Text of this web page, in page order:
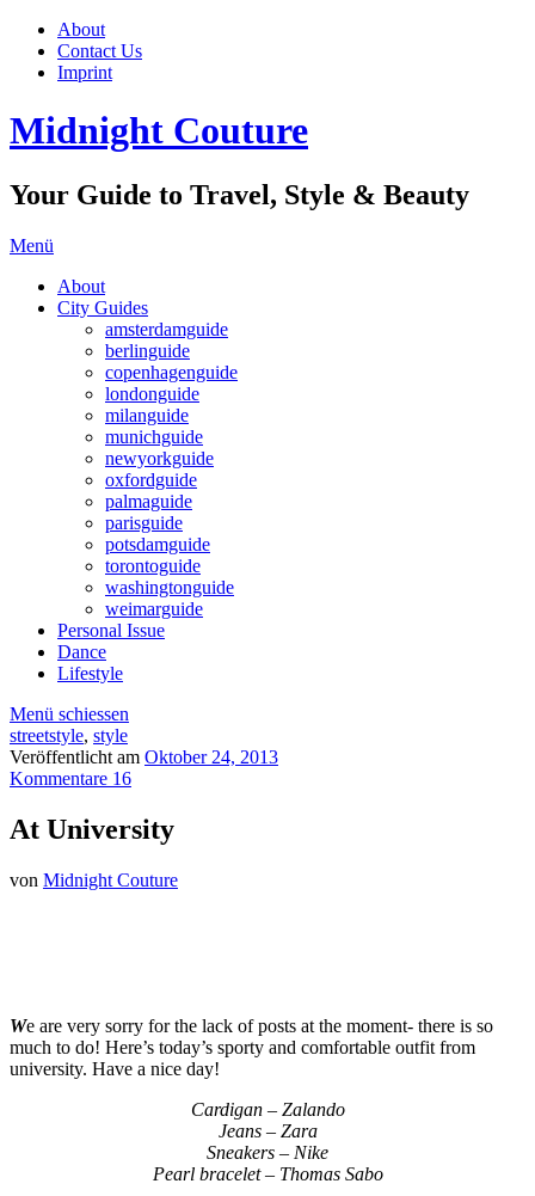
About
Contact Us
Imprint
Midnight Couture
Your Guide to Travel, Style & Beauty
Menü
About
City Guides
amsterdamguide
berlinguide
copenhagenguide
londonguide
milanguide
munichguide
newyorkguide
oxfordguide
palmaguide
parisguide
potsdamguide
torontoguide
washingtonguide
weimarguide
Personal Issue
Dance
Lifestyle
Menü schiessen
streetstyle, style
Veröffentlicht am Oktober 24, 2013
Kommentare 16
At University
von Midnight Couture
We are very sorry for the lack of posts at the moment- there is so
much to do! Here’s today’s sporty and comfortable outfit from
university. Have a nice day!
Cardigan – Zalando
Jeans – Zara
Sneakers – Nike
Pearl bracelet – Thomas Sabo